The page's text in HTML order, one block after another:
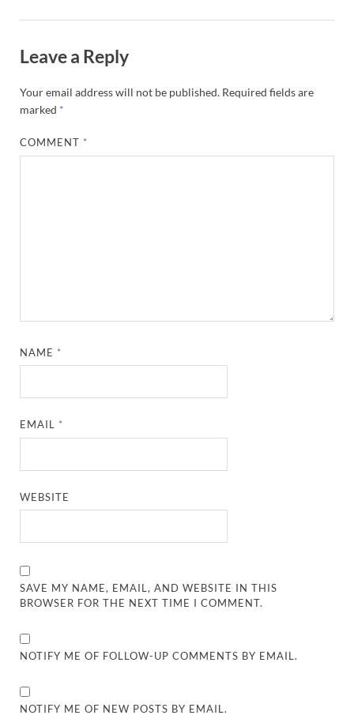
Leave a Reply
Your email address will not be published. Required fields are
marked *
COMMENT *
NAME *
EMAIL *
WEBSITE
SAVE MY NAME, EMAIL, AND WEBSITE IN THIS
BROWSER FOR THE NEXT TIME I COMMENT.
NOTIFY ME OF FOLLOW-UP COMMENTS BY EMAIL.
NOTIFY ME OF NEW POSTS BY EMAIL.